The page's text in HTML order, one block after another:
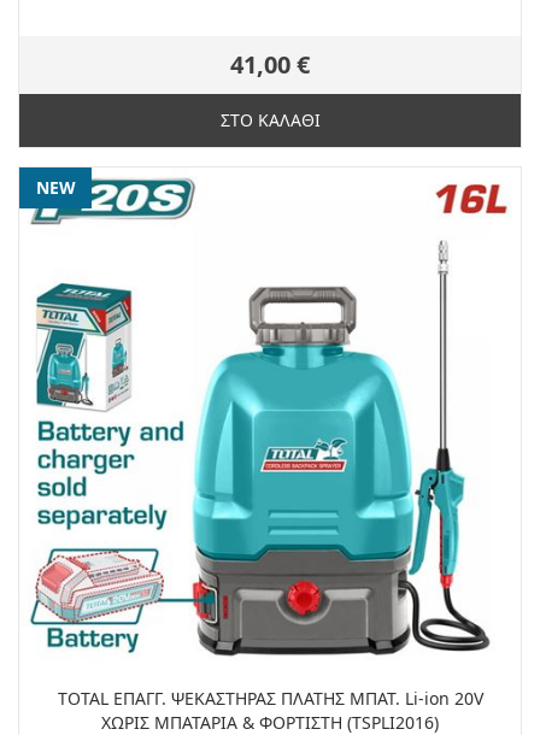
41,00 €
ΣΤΟ ΚΑΛΑΘΙ
NEW
TOTAL ΕΠΑΓΓ. ΨΕΚΑΣΤΗΡΑΣ ΠΛΑΤΗΣ ΜΠΑΤ. Li-ion 20V
ΧΩΡΙΣ ΜΠΑΤΑΡΙΑ & ΦΟΡΤΙΣΤΗ (TSPLI2016)